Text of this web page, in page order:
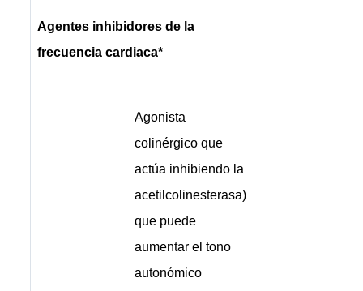
Agentes inhibidores de la
frecuencia cardiaca*
Agonista
colinérgico que
actúa inhibiendo la
acetilcolinesterasa)
que puede
aumentar el tono
autonómico